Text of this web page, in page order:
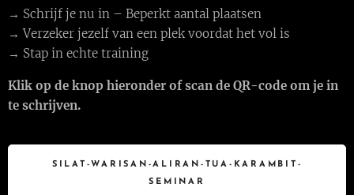
→ Schrijf je nu in – Beperkt aantal plaatsen
→ Verzeker jezelf van een plek voordat het vol is
→ Stap in echte training
Klik op de knop hieronder of scan de QR-code om je in
te schrijven.
SILAT-WARISAN-ALIRAN-TUA-KARAMBIT-
SEMINAR